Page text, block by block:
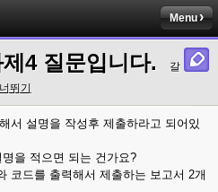
Menu
제4 질문입니다.
갈
뛰기
서 설명을 작성후 제출하라고 되어있
을 적으면 되는 건가요?
코드를 출력해서 제출하는 보고서 2개